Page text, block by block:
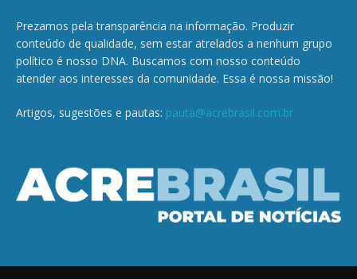
Prezamos pela transparência na informação. Produzir
conteúdo de qualidade, sem estar atrelados a nenhum grupo
político é nosso DNA. Buscamos com nosso conteúdo
atender aos interesses da comunidade. Essa é nossa missão!
Artigos, sugestões e pautas: pauta@acrebrasil.com.br